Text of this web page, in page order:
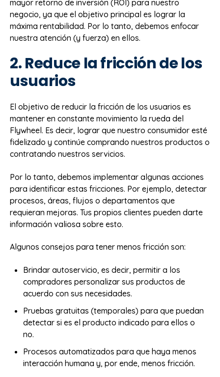
mayor retorno de inversión (ROI) para nuestro
negocio, ya que el objetivo principal es lograr la
máxima rentabilidad. Por lo tanto, debemos enfocar
nuestra atención (y fuerza) en ellos.
2. Reduce la fricción de los
usuarios
El objetivo de reducir la fricción de los usuarios es
mantener en constante movimiento la rueda del
Flywheel. Es decir, lograr que nuestro consumidor esté
fidelizado y continúe comprando nuestros productos o
contratando nuestros servicios.
Por lo tanto, debemos implementar algunas acciones
para identificar estas fricciones. Por ejemplo, detectar
procesos, áreas, flujos o departamentos que
requieran mejoras. Tus propios clientes pueden darte
información valiosa sobre esto.
Algunos consejos para tener menos fricción son:
Brindar autoservicio, es decir, permitir a los
compradores personalizar sus productos de
acuerdo con sus necesidades.
Pruebas gratuitas (temporales) para que puedan
detectar si es el producto indicado para ellos o
no.
Procesos automatizados para que haya menos
interacción humana y, por ende, menos fricción.